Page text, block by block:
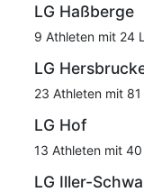
LG Haßberge
9 Athleten mit 24
LG
23 Athleten mit
LG Hof
13 Athleten mit
LG Iller-